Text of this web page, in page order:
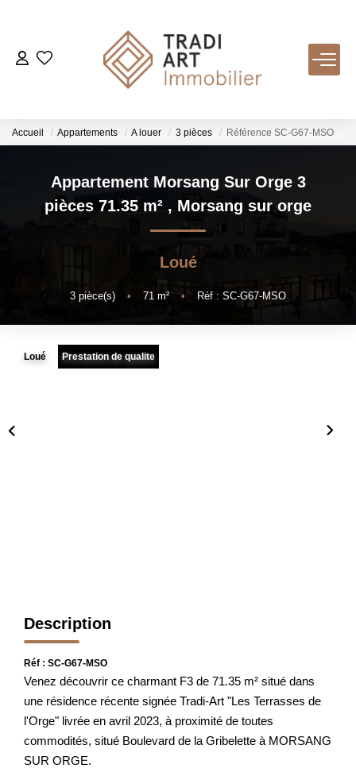
ACHETER
LOUER
VENDRE
Nos Services
FAIRE GÉRER
Accueil Appartements A louer 3 pièces Référence SC-G67-MSO
Appartement Morsang Sur Orge 3
pièces 71.35 m² , Morsang sur orge
Loué
3 pièce(s) • 71 m² • Réf : SC-G67-MSO
Loué Prestation de qualite
Description
Réf : SC-G67-MSO
Venez découvrir ce charmant F3 de 71.35 m² situé dans
une résidence récente signée Tradi-Art "Les Terrasses de
l'Orge" livrée en avril 2023, à proximité de toutes
commodités, situé Boulevard de la Gribelette à MORSANG
SUR ORGE.